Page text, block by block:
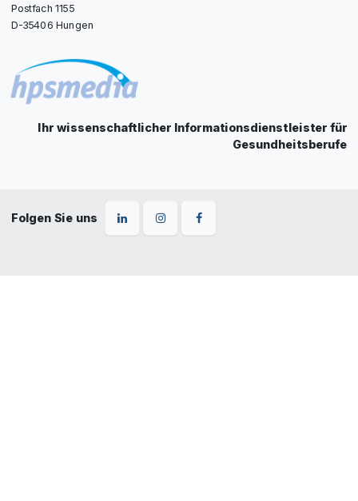
Postfach 1155
D-35406 Hungen
Ihr wissenschaftlicher Informationsdienstleister für
Gesundheitsberufe
Folgen Sie uns